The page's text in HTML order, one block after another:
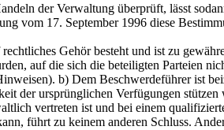
der Verwaltung überprüft, lässt
vom 17. September 1996 diese
Gehör besteht und ist zu
auf die sich die beteiligten Parteien
b) Dem Beschwerdeführer ist
der ursprünglichen Verfügungen
vertreten ist und bei einem
führt zu keinem anderen Schluss.